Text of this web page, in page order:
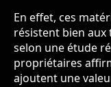
En effet, ces
résistent bien aux
selon une étude
propriétaires
ajoutent une